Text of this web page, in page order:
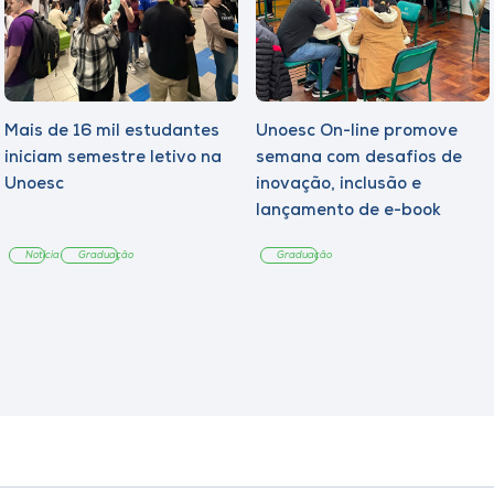
Mais de 16 mil estudantes
iniciam semestre letivo na
Unoesc
Notícia Graduação
Unoesc On-line promove
semana com desafios de
inovação, inclusão e
lançamento de e-book
Graduação